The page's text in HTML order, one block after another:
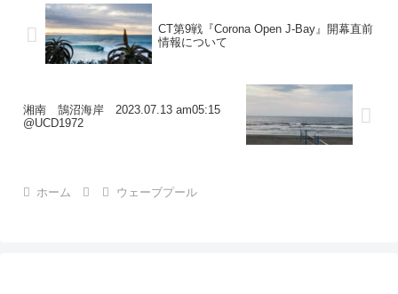
CT第9戦『Corona Open J-Bay』開幕直前
情報について
湘南 鵠沼海岸 2023.07.13 am05:15
@UCD1972
ホーム ウェーブプール